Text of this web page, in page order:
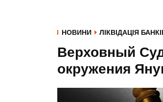
НОВИНИ ЛІКВІДАЦІЯ
Верховный
окружения